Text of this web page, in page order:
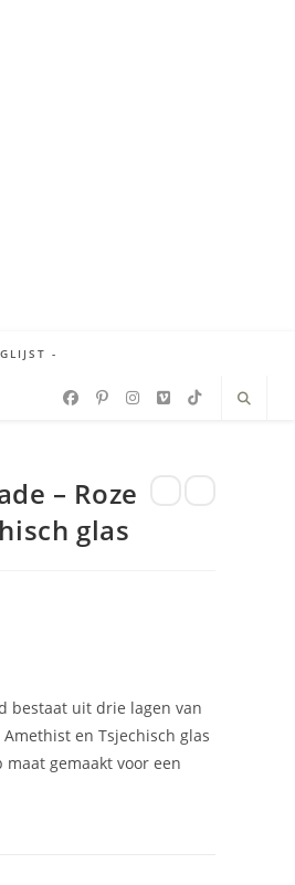
-
– Roze
glas
bestaat uit drie lagen van
en Tsjechisch glas
gemaakt voor een